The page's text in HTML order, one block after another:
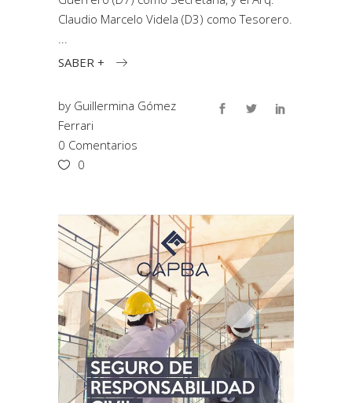
Claudio Marcelo Videla (D3) como Tesorero.
SABER +
by Guillermina Gómez
Ferrari
0 Comentarios
0